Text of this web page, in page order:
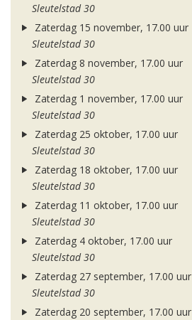
Sleutelstad 30
Zaterdag 15 november, 17.00 uur
Sleutelstad 30
Zaterdag 8 november, 17.00 uur
Sleutelstad 30
Zaterdag 1 november, 17.00 uur
Sleutelstad 30
Zaterdag 25 oktober, 17.00 uur
Sleutelstad 30
Zaterdag 18 oktober, 17.00 uur
Sleutelstad 30
Zaterdag 11 oktober, 17.00 uur
Sleutelstad 30
Zaterdag 4 oktober, 17.00 uur
Sleutelstad 30
Zaterdag 27 september, 17.00 uur
Sleutelstad 30
Zaterdag 20 september, 17.00 uur